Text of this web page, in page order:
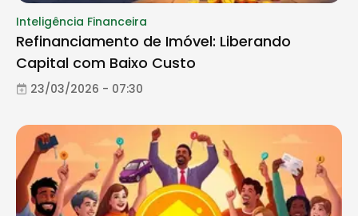
Inteligência Financeira
Refinanciamento de Imóvel: Liberando
Capital com Baixo Custo
23/03/2026 - 07:30